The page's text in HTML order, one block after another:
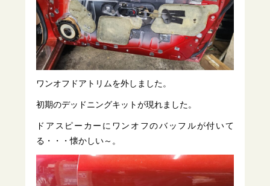
ワンオフドアトリムを外しました。
初期のデッドニングキットが現れました。
ドアスピーカーにワンオフのバッフルが付いて
る・・・懐かしい～。